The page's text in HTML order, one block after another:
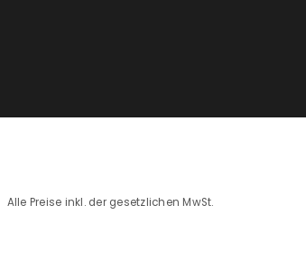
Alle Preise inkl. der gesetzlichen MwSt.